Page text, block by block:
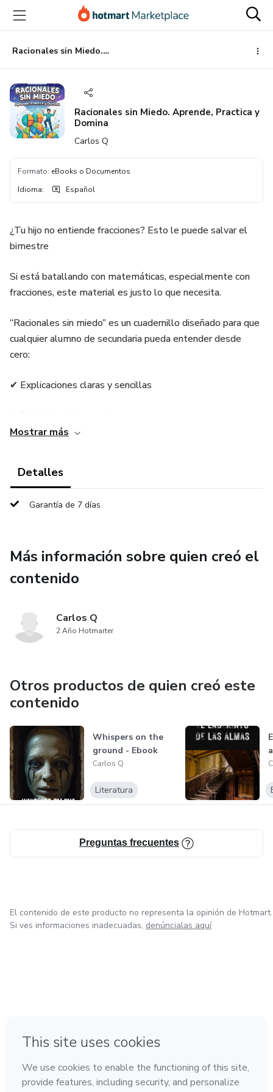
principal
página
de
página
Racionales sin Miedo. Aprende, Practica y Domina
Racionales sin Miedo. Aprende, Practica y
Domina
Carlos Q
Formato: eBooks o Documentos
Idioma: Español
¿Tu hijo no entiende fracciones? Esto le puede salvar el
bimestre
Si está batallando con matemáticas, especialmente con
fracciones, este material es justo lo que necesita.
“Racionales sin miedo” es un cuadernillo diseñado para que
cualquier alumno de secundaria pueda entender desde
cero:
✔ Explicaciones claras y sencillas
✔ Errores comunes (para evitar fallar en examen)
💡 Ideal para:
Mostrar más
Detalles
Garantía de 7 días
Más información sobre quien creó el
contenido
Carlos Q
2 Año Hotmarter
Otros productos de quien creó este
contenido
Whispers on the
ground - Ebook
Carlos Q
Literatura
Preguntas frecuentes
El contenido de este producto no representa la opinión de Hotmart.
Si ves informaciones inadecuadas, denúncialas aquí
Hecho con❤ en Ciudad de México